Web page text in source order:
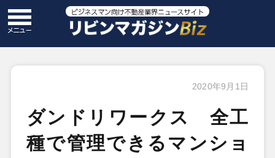
2020年9月1日
ダンドリワークス 全工
種で管理できるマンショ